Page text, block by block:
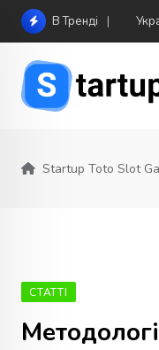
Skip
content
В Тренді Що
Startup Toto Slot
СТАТТІ